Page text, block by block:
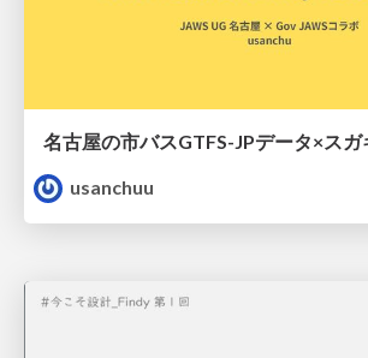
usanchuu